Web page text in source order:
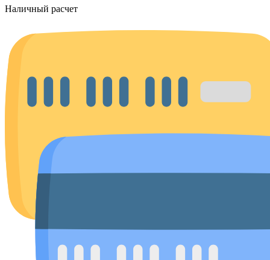
Наличный расчет